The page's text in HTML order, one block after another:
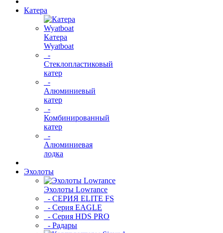
Катера
Катера
Wyatboat
-
Cтеклопластиковый
катер
-
Алюминиевый
катер
-
Комбинированный
катер
-
Алюминиевая
лодка
Эхолоты
Эхолоты Lowrance
- СЕРИЯ ELITE FS
- Серия EAGLE
- Серия HDS PRO
- Радары